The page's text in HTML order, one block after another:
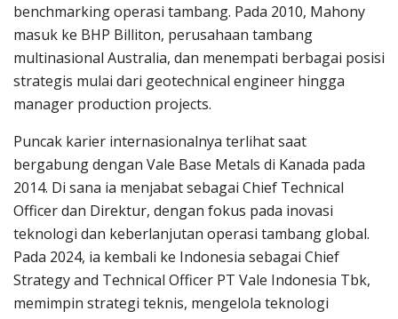
benchmarking operasi tambang. Pada 2010, Mahony
masuk ke BHP Billiton, perusahaan tambang
multinasional Australia, dan menempati berbagai posisi
strategis mulai dari geotechnical engineer hingga
manager production projects.
Puncak karier internasionalnya terlihat saat
bergabung dengan Vale Base Metals di Kanada pada
2014. Di sana ia menjabat sebagai Chief Technical
Officer dan Direktur, dengan fokus pada inovasi
teknologi dan keberlanjutan operasi tambang global.
Pada 2024, ia kembali ke Indonesia sebagai Chief
Strategy and Technical Officer PT Vale Indonesia Tbk,
memimpin strategi teknis, mengelola teknologi